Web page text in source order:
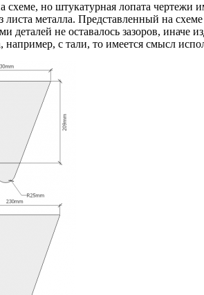
но штукатурная лопата
листа металла. Представленный на
не оставалось зазоров, иначе
с тали, то имеется смысл